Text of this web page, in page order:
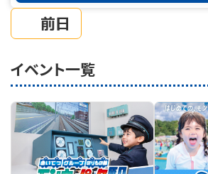
前日
イベント一覧